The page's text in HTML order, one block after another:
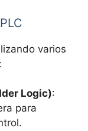
varios
Logic):
para